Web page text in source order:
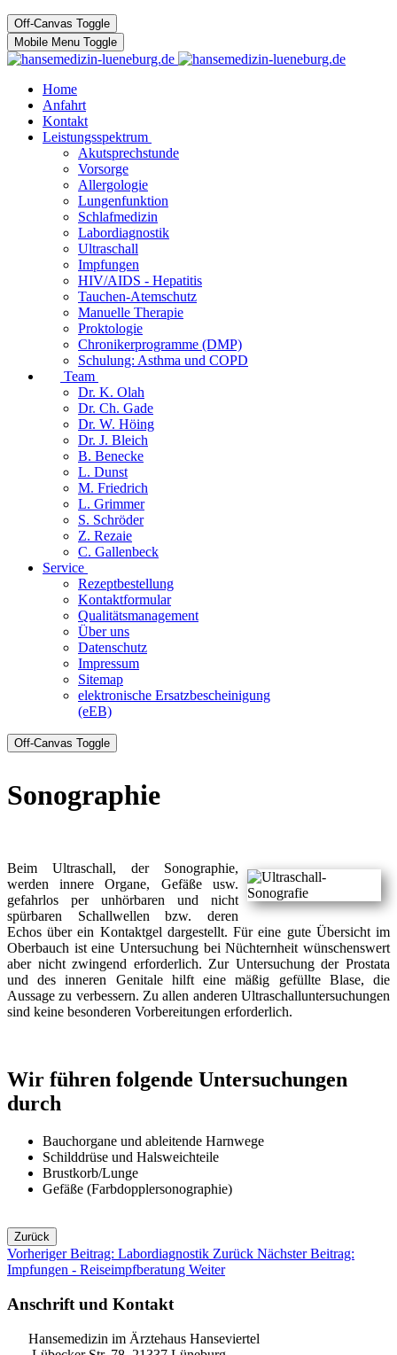
Off-Canvas Toggle
Mobile Menu Toggle
Home
Anfahrt
Kontakt
Leistungsspektrum
Akutsprechstunde
Vorsorge
Allergologie
Lungenfunktion
Schlafmedizin
Labordiagnostik
Ultraschall
Impfungen
HIV/AIDS - Hepatitis
Tauchen-Atemschutz
Manuelle Therapie
Proktologie
Chronikerprogramme (DMP)
Schulung: Asthma und COPD
Team
Dr. K. Olah
Dr. Ch. Gade
Dr. W. Höing
Dr. J. Bleich
B. Benecke
L. Dunst
M. Friedrich
L. Grimmer
S. Schröder
Z. Rezaie
C. Gallenbeck
Service
Rezeptbestellung
Kontaktformular
Qualitätsmanagement
Über uns
Datenschutz
Impressum
Sitemap
elektronische Ersatzbescheinigung
(eEB)
Off-Canvas Toggle
Sonographie
Beim Ultraschall, der Sonographie,
werden innere Organe, Gefäße usw.
gefahrlos per unhörbaren und nicht
spürbaren Schallwellen bzw. deren
Echos über ein Kontaktgel dargestellt. Für eine gute Übersicht im
Oberbauch ist eine Untersuchung bei Nüchternheit wünschenswert
aber nicht zwingend erforderlich. Zur Untersuchung der Prostata
und des inneren Genitale hilft eine mäßig gefüllte Blase, die
Aussage zu verbessern. Zu allen anderen Ultraschalluntersuchungen
sind keine besonderen Vorbereitungen erforderlich.
Wir führen folgende Untersuchungen
durch
Bauchorgane und ableitende Harnwege
Schilddrüse und Halsweichteile
Brustkorb/Lunge
Gefäße (Farbdopplersonographie)
Zurück
Vorheriger Beitrag: Labordiagnostik Zurück Nächster Beitrag:
Impfungen - Reiseimpfberatung Weiter
Anschrift und Kontakt
Hansemedizin im Ärztehaus Hanseviertel